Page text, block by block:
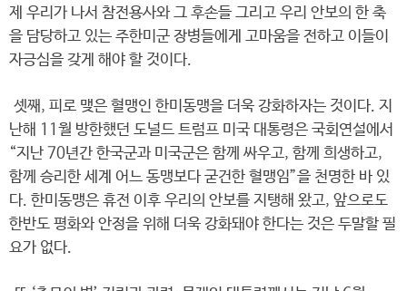
제 우리가 나서 참전용사와 그 후손들 그리고 우리 안보의 한 축
을 담당하고 있는 주한미군 장병들에게 고마움을 전하고 이들이
자긍심을 갖게 해야 할 것이다.
셋째, 피로 맺은 혈맹인 한미동맹을 더욱 강화하자는 것이다. 지
난해 11월 방한했던 도널드 트럼프 미국 대통령은 국회연설에서
“지난 70년간 한국군과 미국군은 함께 싸우고, 함께 희생하고,
함께 승리한 세계 어느 동맹보다 굳건한 혈맹임”을 천명한 바 있
다. 한미동맹은 휴전 이후 우리의 안보를 지탱해 왔고, 앞으로도
한반도 평화와 안정을 위해 더욱 강화돼야 한다는 것은 두말할 필
요가 없다.